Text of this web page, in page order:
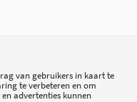
van gebruikers in kaart te
te verbeteren en om
advertenties kunnen